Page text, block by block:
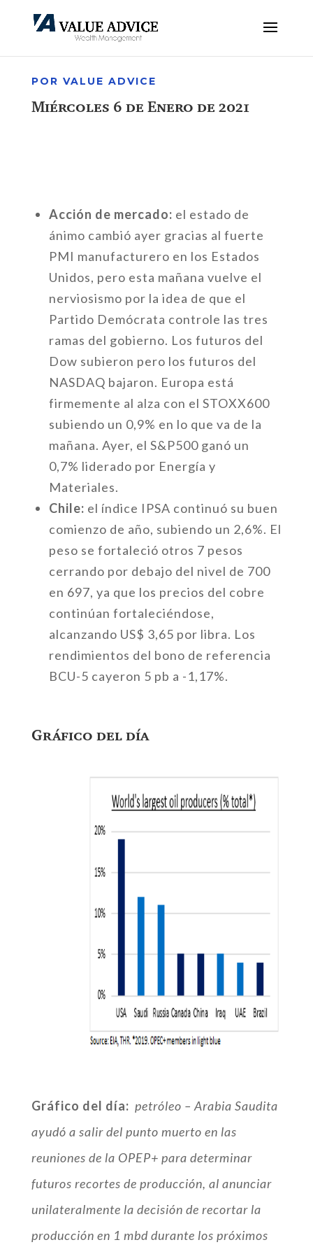
POR VALUE ADVICE
Miércoles 6 de Enero de 2021
Acción de mercado: el estado de
ánimo cambió ayer gracias al fuerte
PMI manufacturero en los Estados
Unidos, pero esta mañana vuelve el
nerviosismo por la idea de que el
Partido Demócrata controle las tres
ramas del gobierno. Los futuros del
Dow subieron pero los futuros del
NASDAQ bajaron. Europa está
firmemente al alza con el STOXX600
subiendo un 0,9% en lo que va de la
mañana. Ayer, el S&P500 ganó un
0,7% liderado por Energía y
Materiales.
Chile: el índice IPSA continuó su buen
comienzo de año, subiendo un 2,6%. El
peso se fortaleció otros 7 pesos
cerrando por debajo del nivel de 700
en 697, ya que los precios del cobre
continúan fortaleciéndose,
alcanzando US$ 3,65 por libra. Los
rendimientos del bono de referencia
BCU-5 cayeron 5 pb a -1,17%.
Gráfico del día
Gráfico del día: petróleo – Arabia Saudita
ayudó a salir del punto muerto en las
reuniones de la OPEP+ para determinar
futuros recortes de producción, al anunciar
unilateralmente la decisión de recortar la
producción en 1 mbd durante los próximos